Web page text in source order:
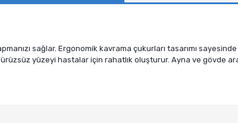
sağlar. Ergonomik kavrama çukurları tasarımı
yüzeyi hastalar için rahatlık oluşturur. Ayna ve gövde